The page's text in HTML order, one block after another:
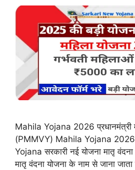
Mahila Yojana 2026 प्रधानमंत्री
(PMMVY) Mahila Yojana
Yojana सरकारी नई योजना मातृ वंदना
मातृ वंदना योजना के नाम से जाना